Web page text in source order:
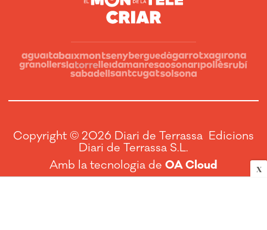
X
Copyright © 2026 Diari de Terrassa Edicions
Diari de Terrassa S.L.
Amb la tecnologia de OA Cloud